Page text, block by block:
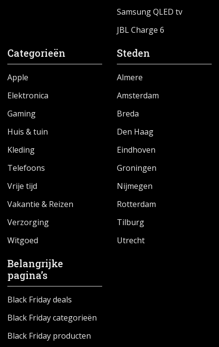
Samsung QLED tv
JBL Charge 6
Categorieën
Apple
Elektronica
Gaming
Huis & tuin
Kleding
Telefoons
Vrije tijd
Vakantie & Reizen
Verzorging
Witgoed
Steden
Almere
Amsterdam
Breda
Den Haag
Eindhoven
Groningen
Nijmegen
Rotterdam
Tilburg
Utrecht
Belangrijke
pagina’s
Black Friday deals
Black Friday categorieën
Black Friday producten